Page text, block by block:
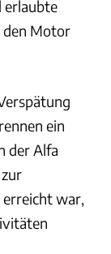
erlaubte
den Motor
ein
der Alfa
war,